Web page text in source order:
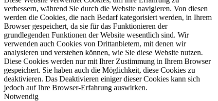
verbessern, während Sie durch die Website navigieren. Von diesen
werden die Cookies, die nach Bedarf kategorisiert werden, in Ihrem
Browser gespeichert, da sie für das Funktionieren der
grundlegenden Funktionen der Website wesentlich sind. Wir
verwenden auch Cookies von Drittanbietern, mit denen wir
analysieren und verstehen können, wie Sie diese Website nutzen.
Diese Cookies werden nur mit Ihrer Zustimmung in Ihrem Browser
gespeichert. Sie haben auch die Möglichkeit, diese Cookies zu
deaktivieren. Das Deaktivieren einiger dieser Cookies kann sich
jedoch auf Ihre Browser-Erfahrung auswirken.
Notwendig